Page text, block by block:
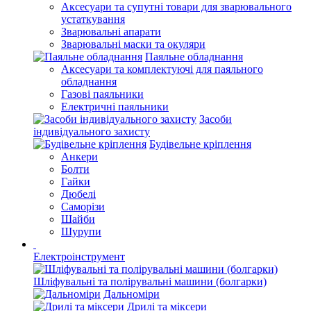
Аксесуари та супутні товари для зварювального
устаткування
Зварювальні апарати
Зварювальні маски та окуляри
Паяльне обладнання
Аксесуари та комплектуючі для паяльного
обладнання
Газові паяльники
Електричні паяльники
Засоби
індивідуального захисту
Будівельне кріплення
Анкери
Болти
Гайки
Дюбелі
Саморізи
Шайби
Шурупи
Електроінструмент
Шліфувальні та полірувальні машини (болгарки)
Дальноміри
Дрилі та міксери